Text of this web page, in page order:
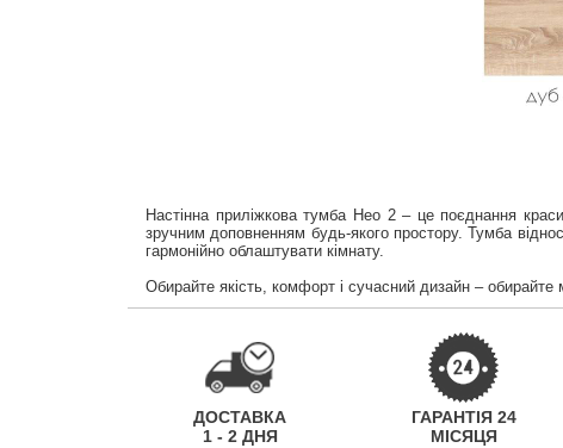
Настінна приліжкова тумба Нео 2 – це поєднання
зручним доповненням будь-якого простору. Тумба
гармонійно облаштувати кімнату.
Обирайте якість, комфорт і сучасний дизайн – обирайте
ДОСТАВКА
1 - 2 ДНЯ
ГАРАНТІЯ 24
МІСЯЦЯ